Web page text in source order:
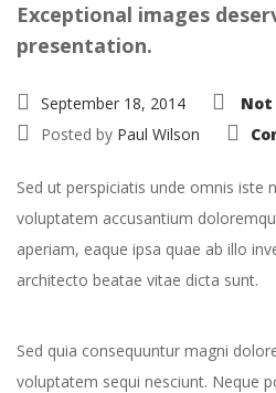
Exceptional images
presentation.
September 18, 2014
Not
Posted by Paul Wilson
Sed ut perspiciatis unde omnis iste
voluptatem accusantium
aperiam, eaque ipsa quae ab illo
architecto beatae vitae dicta sunt.
Sed quia consequuntur magni
voluptatem sequi nesciunt. Neque